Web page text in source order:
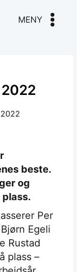
MENY
beste.
og
Per
Egeli
Rustad
plass –